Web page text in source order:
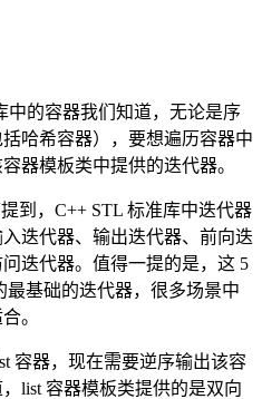
中的容器我们知道，无论是序
哈希容器），要想遍历容器中
器模板类中提供的迭代器。
到，C++ STL 标准库中迭代器
迭代器、输出迭代器、前向迭
迭代器。值得一提的是，这 5
最基础的迭代器，很多场景中
。
容器，现在需要逆序输出该容
list 容器模板类提供的是双向